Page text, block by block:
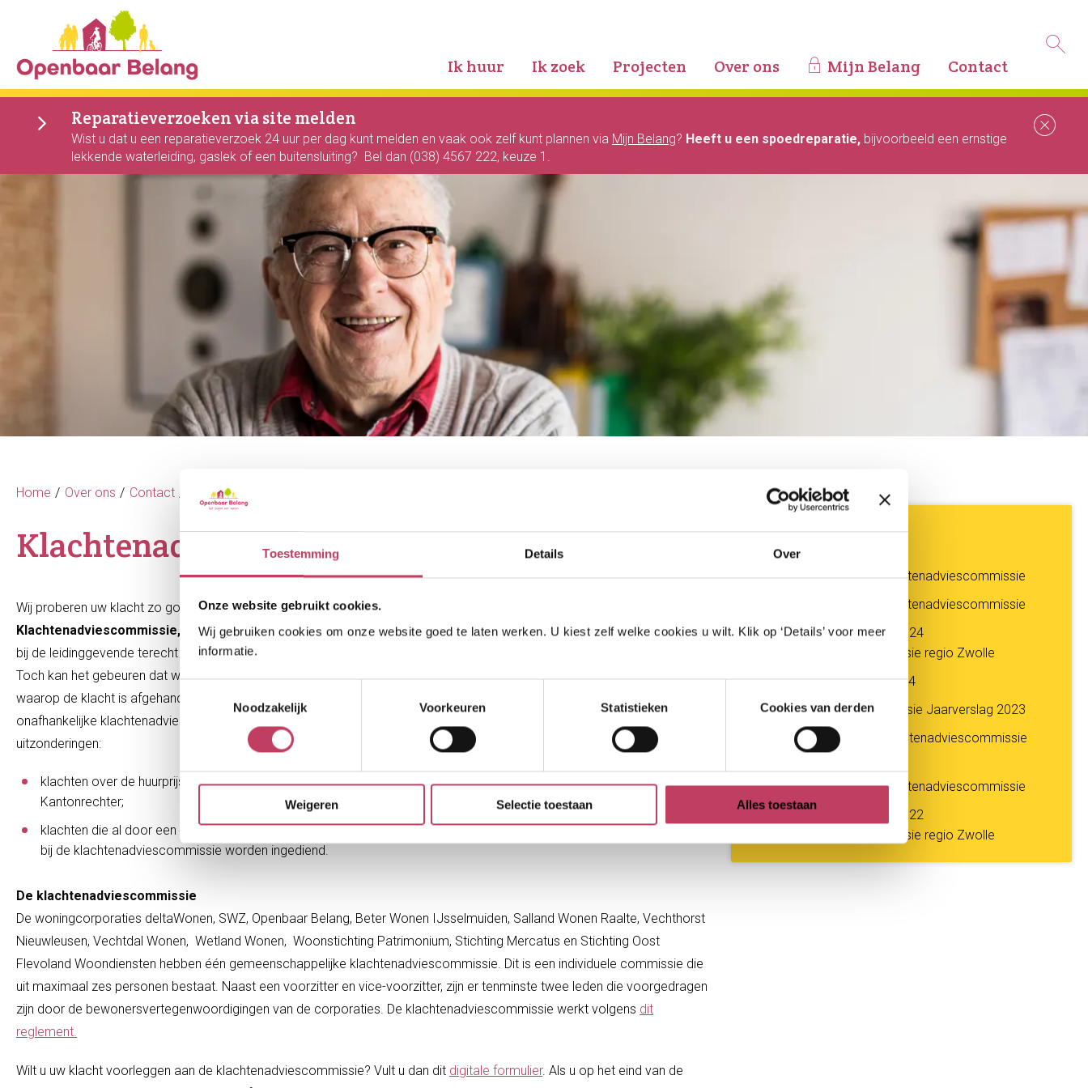
Toestemming Details Over
Onze website gebruikt cookies.
Wij gebruiken cookies om onze website goed te laten werken. U kiest zelf welke cookies u wilt. Klik op ‘Details’ voor meer
informatie.
Noodzakelijk
Voorkeuren Statistieken Cookies van derden
Weigeren Selectie toestaan Alles toestaan
Naar hoofdinhoud
Naar hoofdnavigatiemenu
Naar zoeken
Naar de homepage
Ik huur Ik zoek Projecten Over ons Mijn Belang Contact
Reparatieverzoeken via site melden
Wist u dat u een reparatieverzoek 24 uur per dag kunt melden en vaak ook zelf kunt plannen via Mijn Belang? Heeft u een spoedreparatie, bijvoorbeeld een ernstige
lekkende waterleiding, gaslek of een buitensluiting? Bel dan (038) 4567 222, keuze 1.
Home Over ons Contact Ontevreden
Klachtenadviescommissie
Wij proberen uw klacht zo goed en zo snel mogelijk te verhelpen.
Klachtenadviescommissie, vragen wij u eerst contactmet ons op te nemen.Onze klachtenexpert zorgt dat uw klacht
bij de leidinggevende terecht komt.
Toch kan het gebeuren dat we er samen niet goed uitkomen. Bijvoorbeeld wanneer u niet tevreden bent over de wijze
waarop de klacht is afgehandeld of met de oplossing die is voorgesteld. In dat geval kunt u uw klacht terecht bij de
onafhankelijke klachtenadviescommissie. Dit is onderdeel van de interne klachtenprocedure. Er zijn een paar
uitzonderingen:
klachten over de huurprijs worden behandeld door de Huurcommissie (postbus 16495, 2500 BL DEN HAAG) of de
Kantonrechter;
klachten die al door een andere organisatie in behandeling zijn genomen kunnen niet
bij de klachtenadviescommissie worden ingediend.
De klachtenadviescommissie
De woningcorporaties deltaWonen, SWZ, Openbaar Belang, Beter Wonen IJsselmuiden, Salland Wonen Raalte, Vechthorst
Nieuwleusen, Vechtdal Wonen, Wetland Wonen, Woonstichting Patrimonium, Stichting Mercatus en Stichting Oost
Flevoland Woondiensten hebben één gemeenschappelijke klachtenadviescommissie. Dit is een individuele commissie die
uit maximaal zes personen bestaat. Naast een voorzitter en vice-voorzitter, zijn er tenminste twee leden die voorgedragen
zijn door de bewonersvertegenwoordigingen van de corporaties. De klachtenadviescommissie werkt volgens dit
reglement.
Wilt u uw klacht voorleggen aan de klachtenadviescommissie? Vult u dan dit digitale formulier. Als u op het eind van de
Zie ook
Jaarverslag 2025 Klachtenadviescommissie
Jaarverslag 2024 Klachtenadviescommissie
Bijlage bij jaarverslag 2024
klachtenadviescommissie regio Zwolle
Reglement KAC 1juli2024
Klachtenadviescommissie Jaarverslag 2023
Bijlage jaarverslag klachtenadviescommissie
Jaarverslag 2022 Klachtenadviescommissie
Bijlage bij jaarverslag 2022
klachtenadviescommissie regio Zwolle